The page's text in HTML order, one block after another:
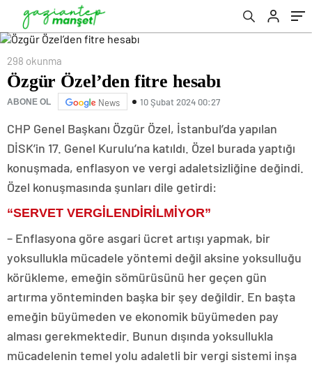
298 okunma
Özgür Özel’den fitre hesabı
ABONE OL News 10 Şubat 2024 00:27
CHP Genel Başkanı Özgür Özel, İstanbul’da yapılan
DİSK’in 17. Genel Kurulu’na katıldı. Özel burada yaptığı
konuşmada, enflasyon ve vergi adaletsizliğine değindi.
Özel konuşmasında şunları dile getirdi:
“SERVET VERGİLENDİRİLMİYOR”
– Enflasyona göre asgari ücret artışı yapmak, bir
yoksullukla mücadele yöntemi değil aksine yoksulluğu
körükleme, emeğin sömürüsünü her geçen gün
artırma yönteminden başka bir şey değildir. En başta
emeğin büyümeden ve ekonomik büyümeden pay
alması gerekmektedir. Bunun dışında yoksullukla
mücadelenin temel yolu adaletli bir vergi sistemi inşa